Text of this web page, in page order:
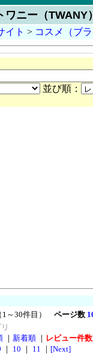
トワニー（
イト > コスメ（ブ
並び順：
1～30件目） ページ数
｜ 新着順｜ レビュー件
｜ 10 ｜ 11 ｜ [Next]